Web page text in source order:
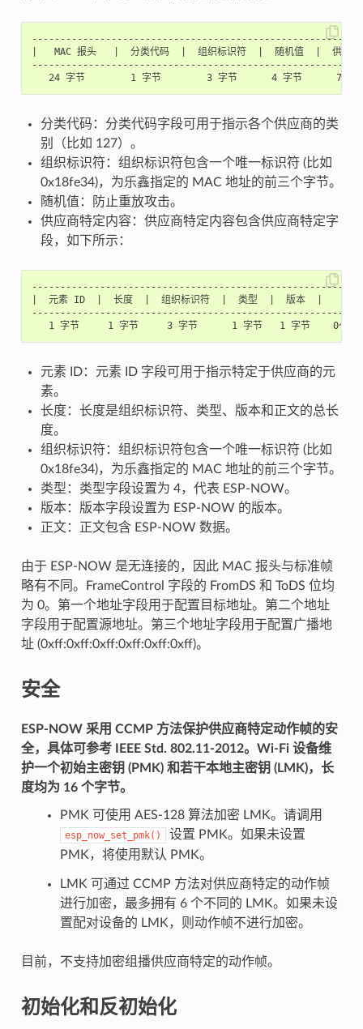
|   MAC 报头   |  分类代码  |  组织标识符  |  随机值  |  供应
分类代码：分类代码字段可用于指示各个供应商的类
别（比如 127）。
组织标识符：组织标识符包含一个唯一标识符 (比如
0x18fe34)，为乐鑫指定的 MAC 地址的前三个字节。
随机值：防止重放攻击。
供应商特定内容：供应商特定内容包含供应商特定字
段，如下所示：
|  元素 ID  |  长度  |  组织标识符  |  类型  |  版本  |
元素 ID：元素 ID 字段可用于指示特定于供应商的元
素。
长度：长度是组织标识符、类型、版本和正文的总长
度。
组织标识符：组织标识符包含一个唯一标识符 (比如
0x18fe34)，为乐鑫指定的 MAC 地址的前三个字节。
类型：类型字段设置为 4，代表 ESP-NOW。
版本：版本字段设置为 ESP-NOW 的版本。
正文：正文包含 ESP-NOW 数据。
由于 ESP-NOW 是无连接的，因此 MAC 报头与标准帧
略有不同。FrameControl 字段的 FromDS 和 ToDS 位均
为 0。第一个地址字段用于配置目标地址。第二个地址
字段用于配置源地址。第三个地址字段用于配置广播地
址 (0xff:0xff:0xff:0xff:0xff:0xff)。
安全
ESP-NOW 采用 CCMP 方法保护供应商特定动作帧的安
全，具体可参考 IEEE Std. 802.11-2012。Wi-Fi 设备维
护一个初始主密钥 (PMK) 和若干本地主密钥 (LMK)，长
度均为 16 个字节。
PMK 可使用 AES-128 算法加密 LMK。请调用
esp_now_set_pmk()
设置 PMK。如果未设置
PMK，将使用默认 PMK。
LMK 可通过 CCMP 方法对供应商特定的动作帧
进行加密，最多拥有 6 个不同的 LMK。如果未设
置配对设备的 LMK，则动作帧不进行加密。
目前，不支持加密组播供应商特定的动作帧。
初始化和反初始化